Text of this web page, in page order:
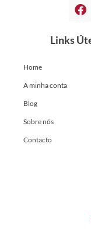
Links
Home
A minha conta
Blog
Sobre nós
Contacto